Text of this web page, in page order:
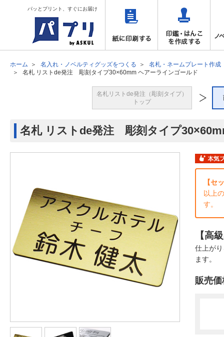
パッとプリント、すぐにお届け
ホーム 名入れ・ノベルティグッズをつくる
名札・ネームプレート作成
名札 リストde発注 彫刻タイプ30×60mm ヘアーラインゴールド
名札リストde発注（彫刻タイプ）
トップ
名札 リストde発注 彫刻タイプ
【セ
以上
す。
【高
仕上が
ます。
販売価